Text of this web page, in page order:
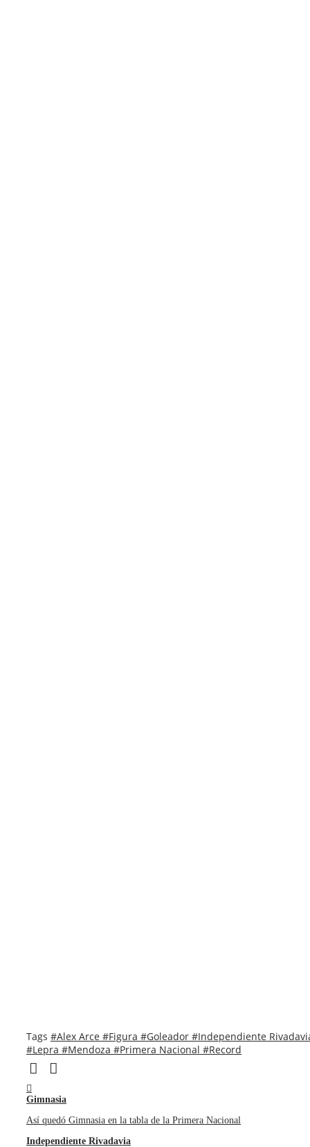
Tags #Alex Arce #Figura #Goleador #Independiente
#Lepra #Mendoza #Primera Nacional #Record
Gimnasia
Así quedó Gimnasia en la tabla de la Primera Nacional
Independiente Rivadavia